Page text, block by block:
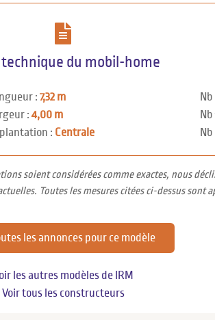
technique du mobil-home
: 7,32 m
: 4,00 m
: Centrale
soient considérées comme exactes, nous
Toutes les mesures citées ci-dessus sont
les annonces pour ce modèle
les autres modèles de IRM
Voir tous les constructeurs